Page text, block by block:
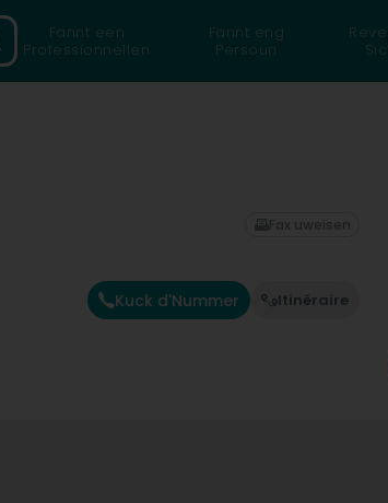
Fannt een
Professionnellen
Fannt eng
Persoun
Kuck d'Nummer Itinéraire
Fax uweisen